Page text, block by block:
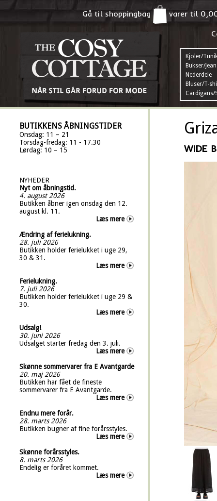
Gå til shoppingbag varer til
Kjoler/
Bukser/
Nederdele
Bluser/T-
Cardigans/
BUTIKKENS ÅBNINGSTIDER
Onsdag: 11 – 21
Torsdag-fredag: 11 - 17.30
Lørdag: 10 – 15
NYHEDER
Nyt om åbningstid.
4. august 2026
Butikken åbner igen onsdag den 12.
august kl. 11.
Læs mere
Ændring af ferielukning.
28. juli 2026
Butikken holder ferielukket i uge 29,
30 & 31.
Læs mere
Ferielukning.
7. juli 2026
Butikken holder ferielukket i uge 29 &
30.
Læs mere
Udsalg!
30. juni 2026
Udsalget starter fredag den 3. juli.
Læs mere
Skønne sommervarer fra E Avantgarde
20. maj 2026
Butikken har fået de fineste
sommervarer fra E Avantgarde.
Læs mere
Endnu mere forår.
28. marts 2026
Butikken bugner af fine forårsstyles.
Læs mere
Skønne forårsstyles.
8. marts 2026
Endelig er foråret kommet.
Læs mere
WIDE